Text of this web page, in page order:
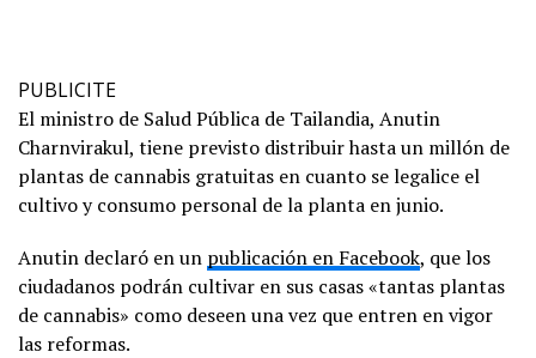
PUBLICITE
El ministro de Salud Pública de Tailandia, Anutin
Charnvirakul, tiene previsto distribuir hasta un millón de
plantas de cannabis gratuitas en cuanto se legalice el
cultivo y consumo personal de la planta en junio.
Anutin declaró en un publicación en Facebook, que los
ciudadanos podrán cultivar en sus casas «tantas plantas
de cannabis» como deseen una vez que entren en vigor
las reformas.